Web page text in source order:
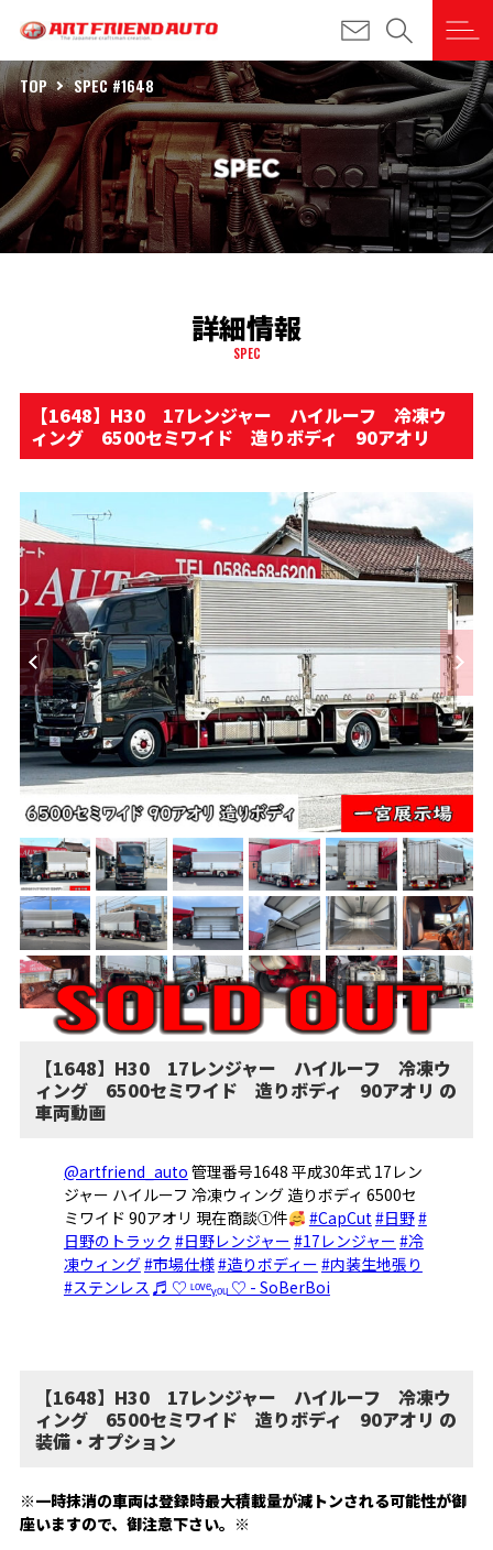
TOP SPEC #1648
詳細情報
SPEC
【1648】H30 17レンジャー ハイルーフ 冷凍ウ
ィング 6500セミワイド 造りボディ 90アオリ
【1648】H30 17レンジャー ハイルーフ 冷凍ウ
ィング 6500セミワイド 造りボディ 90アオリ の
車両動画
@artfriend_auto 管理番号1648 平成30年式 17レン
ジャー ハイルーフ 冷凍ウィング 造りボディ 6500セ
ミワイド 90アオリ 現在商談①件
#CapCut#日野#
日野のトラック #日野レンジャー #17レンジャー #冷
凍ウィング#市場仕様#造りボディー #内装生地張り
#ステンレス ♬ ♡ ᶫᵒᵛᵉᵧₒᵤ ♡ - SoBerBoi
【1648】H30 17レンジャー ハイルーフ 冷凍ウ
ィング 6500セミワイド 造りボディ 90アオリ の
装備・オプション
※一時抹消の車両は登録時最大積載量が減トンされる可能性が御
座いますので、御注意下さい。※